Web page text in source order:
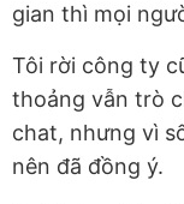
gian thì mọi
Tôi rời công ty
thoảng vẫn trò
chat, nhưng vì
nên đã đồng ý.